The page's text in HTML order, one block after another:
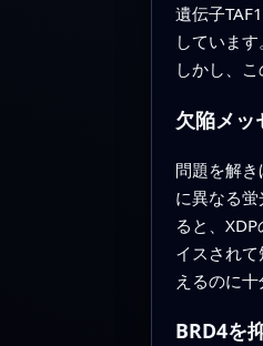
遺伝子
していま
しかし、
欠陥メッ
問題を解
に異なる
ると、
イスされ
えるのに十
BRD4を